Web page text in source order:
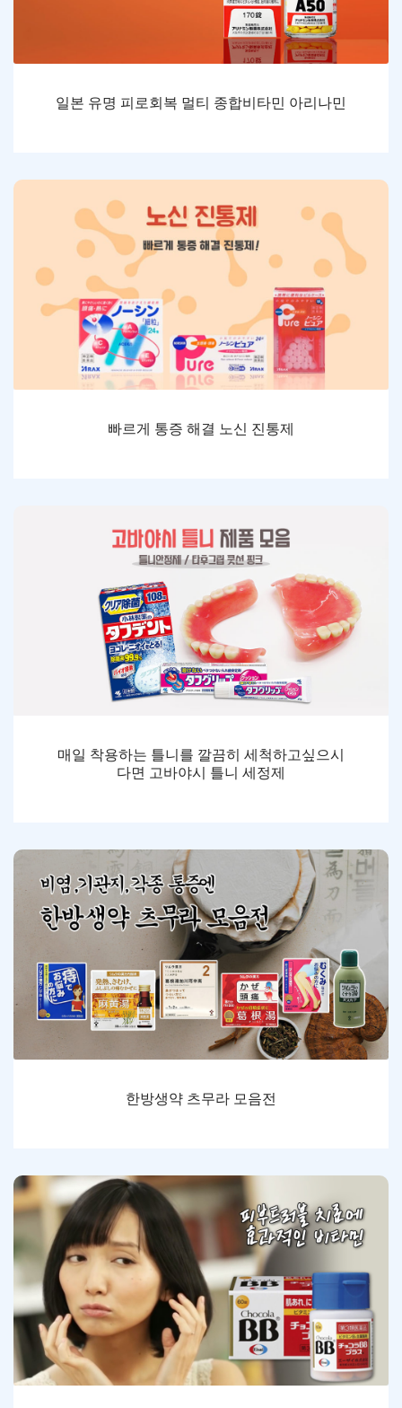
일본 유명 피로회복 멀티 종합비타민 아리나민
빠르게 통증 해결 노신 진통제
매일 착용하는 틀니를 깔끔히 세척하고싶으시
다면 고바야시 틀니 세정제
한방생약 츠무라 모음전